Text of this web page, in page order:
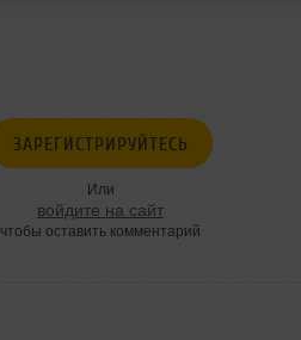
ЗАРЕГИСТРИРУЙТЕСЬ
Или
войдите на сайт
чтобы оставить комментарий